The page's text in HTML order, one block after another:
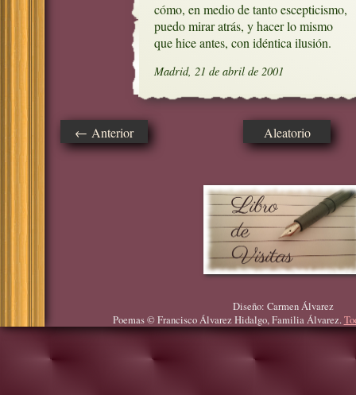
cómo, en medio de tanto escepticismo,
puedo mirar atrás, y hacer lo mismo
que hice antes, con idéntica ilusión.
Madrid, 21 de abril de 2001
← Anterior Aleatorio
Diseño: Carmen Álvarez
Poemas © Francisco Álvarez Hidalgo, Familia Álvarez.